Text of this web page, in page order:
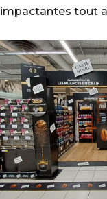
impactantes tout